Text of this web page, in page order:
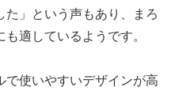
た」という声もあり、まろ
適しているようです。
で使いやすいデザインが高